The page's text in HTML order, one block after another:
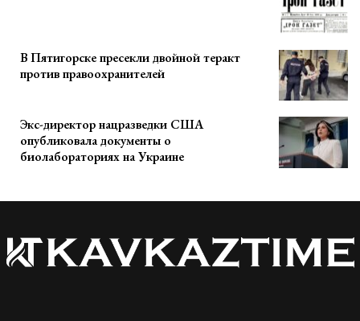
В Пятигорске пресекли двойной теракт
против правоохранителей
Экс-директор нацразведки США
опубликовала документы о
биолабораториях на Украине